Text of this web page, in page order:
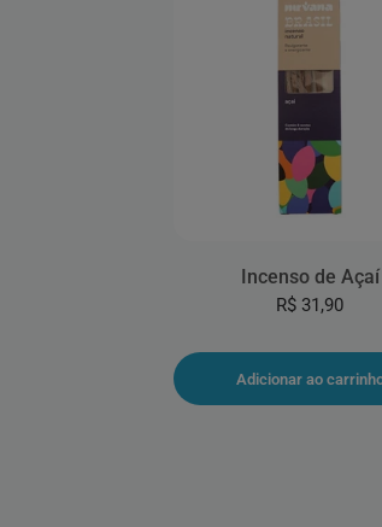
Incenso de Açaí
R$ 31,90
Adicionar ao